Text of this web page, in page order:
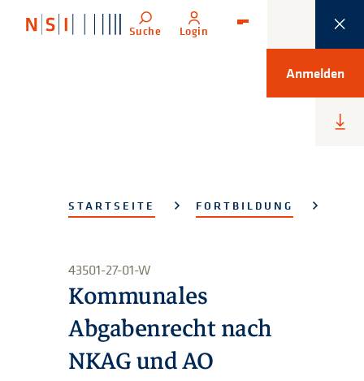
Suche Login
STARTSEITE FORTBILDUNG
43501-27-01-W
Kommunales
Abgabenrecht nach
NKAG und AO
Anmelden